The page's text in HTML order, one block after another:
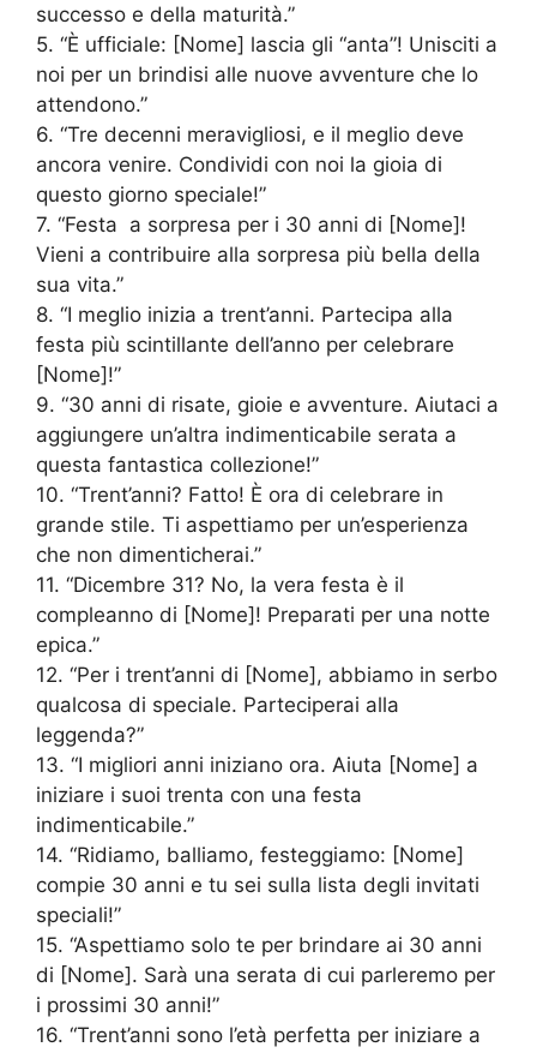
successo e della maturità.”
5. “È ufficiale: [Nome] lascia gli “anta”! Unisciti a
noi per un brindisi alle nuove avventure che lo
attendono.”
6. “Tre decenni meravigliosi, e il meglio deve
ancora venire. Condividi con noi la gioia di
questo giorno speciale!”
7. “Festa a sorpresa per i 30 anni di [Nome]!
Vieni a contribuire alla sorpresa più bella della
sua vita.”
8. “I meglio inizia a trent’anni. Partecipa alla
festa più scintillante dell’anno per celebrare
[Nome]!”
9. “30 anni di risate, gioie e avventure. Aiutaci a
aggiungere un’altra indimenticabile serata a
questa fantastica collezione!”
10. “Trent’anni? Fatto! È ora di celebrare in
grande stile. Ti aspettiamo per un’esperienza
che non dimenticherai.”
11. “Dicembre 31? No, la vera festa è il
compleanno di [Nome]! Preparati per una notte
epica.”
12. “Per i trent’anni di [Nome], abbiamo in serbo
qualcosa di speciale. Parteciperai alla
leggenda?”
13. “I migliori anni iniziano ora. Aiuta [Nome] a
iniziare i suoi trenta con una festa
indimenticabile.”
14. “Ridiamo, balliamo, festeggiamo: [Nome]
compie 30 anni e tu sei sulla lista degli invitati
speciali!”
15. “Aspettiamo solo te per brindare ai 30 anni
di [Nome]. Sarà una serata di cui parleremo per
i prossimi 30 anni!”
16. “Trent’anni sono l’età perfetta per iniziare a